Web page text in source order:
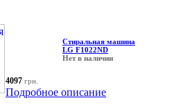
Стиральная машина
LG F1022ND
Нет в наличии
4097 грн.
Подробное описание